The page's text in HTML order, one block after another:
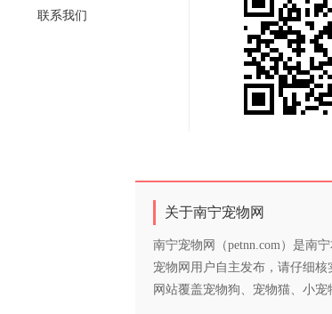
联系我们
关于南宁宠物网
南宁宠物网（petnn.com）是南
宠物网用户自主发布，请仔细核
网站覆盖宠物狗、宠物猫、小